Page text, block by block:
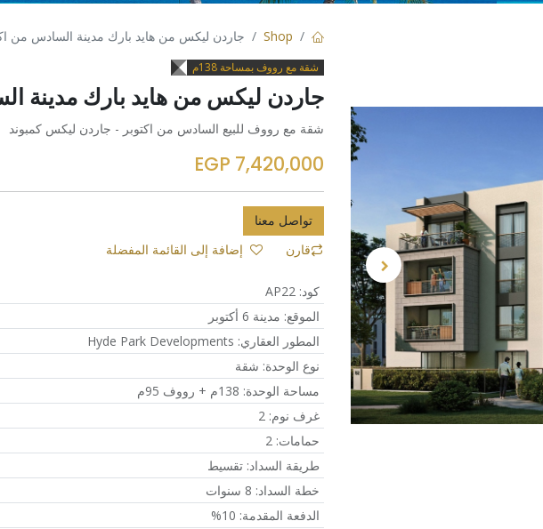
Shop جاردن ليكس من هايد بارك مدينة السادس من
شقة مع رووف بمساحة 138م
جاردن ليكس من هايد بارك مدينة
شقة مع رووف للبيع السادس من اكتوبر - جاردن ليكس كمبوند
7,420,000
تواصل معنا
قارن إضافة إلى القائمة المفضلة
كود:
AP22
الموقع: مدينة 6 أكتوبر
المطور العقاري:
Hyde Park Developments
نوع الوحدة: شقة
مساحة الوحدة: 138م + رووف 95م
غرف نوم:
2
حمامات:
2
طريقة السداد: تقسيط
خطة السداد: 8 سنوات
الدفعة المقدمة:
10%